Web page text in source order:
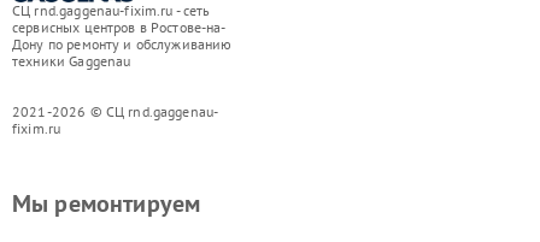
СЦ rnd.gaggenau-fixim.ru - сеть
сервисных центров в Ростове-на-
Дону по ремонту и обслуживанию
техники Gaggenau
2021-2026 © СЦ rnd.gaggenau-
fixim.ru
Мы ремонтируем